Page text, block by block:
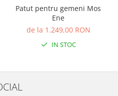
Patut pentru gemeni Mos
Ene
de la 1.249,00 RON
IN STOC